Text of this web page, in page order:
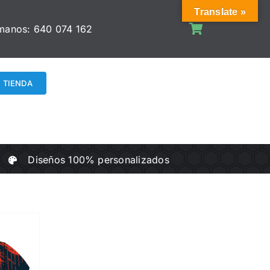
640 074 162
TIENDA
Diseños 100% personalizados
Translate »